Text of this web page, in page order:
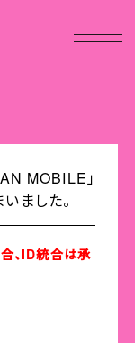
MOBILE」
ました。
、ID統合は承